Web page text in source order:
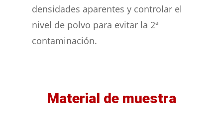
densidades aparentes y controlar el
nivel de polvo para evitar la 2ª
contaminación.
Material de muestra